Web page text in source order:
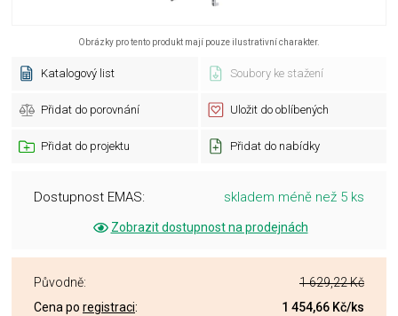
Obrázky pro tento produkt mají pouze ilustrativní charakter.
Katalogový list Soubory ke stažení
Přidat do porovnání Uložit do oblíbených
Přidat do projektu Přidat do nabídky
Dostupnost EMAS: skladem méně než 5 ks
Zobrazit dostupnost na prodejnách
Původně:
1 629,22 Kč
Cena po registraci: 1 454,66 Kč/ks